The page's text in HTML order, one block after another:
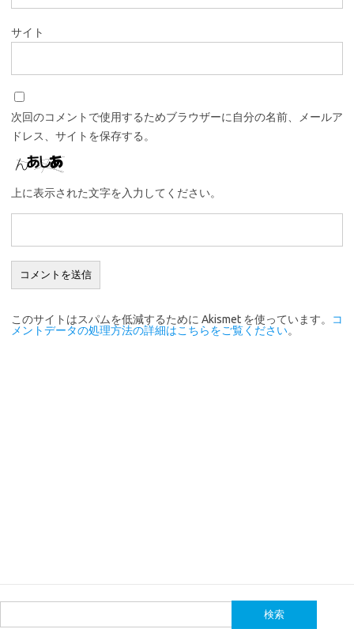
サイト
次回のコメントで使用するためブラウザーに自分の名前、メールア
ドレス、サイトを保存する。
上に表示された文字を入力してください。
このサイトはスパムを低減するために Akismet を使っています。
コ
メントデータの処理方法の詳細はこちらをご覧ください。